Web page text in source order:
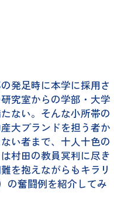
発足時に本学に採用さ
究室からの学部・大学
ない。そんな小所帯の
大ブランドを担う者か
い者まで、十人十色の
村田の教員冥利に尽き
を抱えながらもキラリ
の奮闘例を紹介してみ